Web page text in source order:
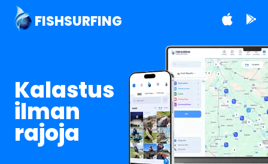
FISHSURFING
Kalastus
ilman
rajoja